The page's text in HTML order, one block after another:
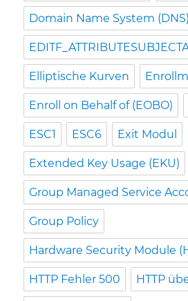
Domain Name System (DNS)
Elliptische Kurven
Enroll on Behalf of (EOBO)
ESC1 ESC6 Exit Modul
Extended Key Usage (EKU)
Group Managed Service
Group Policy
Hardware Security Module
HTTP Fehler 500 HTTP